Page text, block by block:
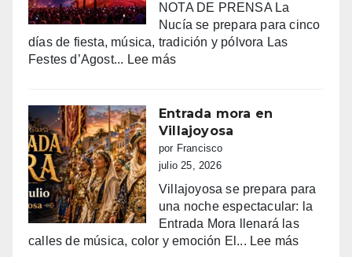
NOTA DE PRENSA La
Nucía se prepara para cinco
días de fiesta, música, tradición y pólvora Las
Festes d’Agost... Lee más:
DE
LA
NUCIA
DEL
AL
18
DE
AGOSTO
Entrada mora en
Villajoyosa
por Francisco
julio 25, 2026
Villajoyosa se prepara para
una noche espectacular: la
Entrada Mora llenará las
calles de música, color y emoción El... Lee más: